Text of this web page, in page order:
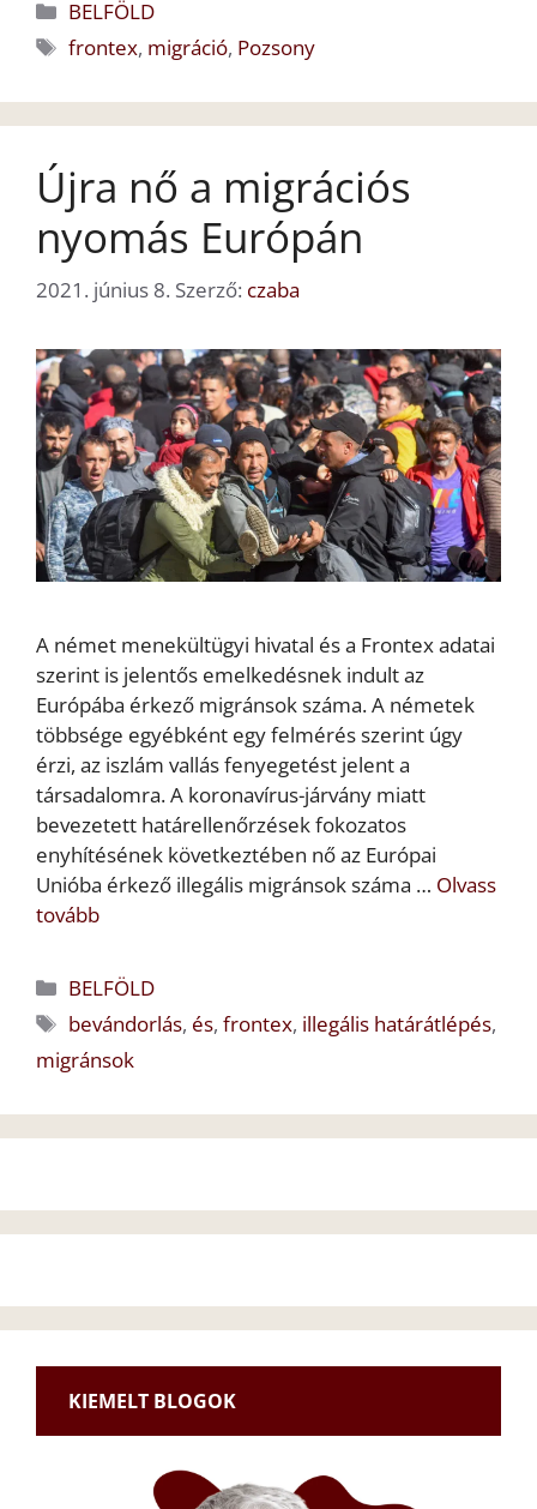
Kategória
BELFÖLD
Címkék
frontex, migráció, Pozsony
Újra nő a migrációs
nyomás Európán
2021. június 8. Szerző: czaba
A német menekültügyi hivatal és a Frontex adatai
szerint is jelentős emelkedésnek indult az
Európába érkező migránsok száma. A németek
többsége egyébként egy felmérés szerint úgy
érzi, az iszlám vallás fenyegetést jelent a
társadalomra. A koronavírus-járvány miatt
bevezetett határellenőrzések fokozatos
enyhítésének következtében nő az Európai
Unióba érkező illegális migránsok száma … Olvass
tovább
Kategória
BELFÖLD
Címkék
bevándorlás, és,frontex, illegális határátlépés,
migránsok
KIEMELT BLOGOK